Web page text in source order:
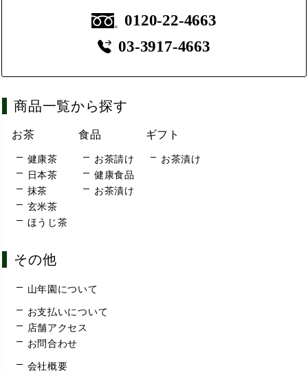
0120-22-4663
03-3917-4663
商品一覧から探す
お茶
健康茶
日本茶
抹茶
玄米茶
ほうじ茶
食品
お茶請け
健康食品
お茶漬け
ギフト
お茶漬け
その他
山年園について
お支払いについて
店舗アクセス
お問合わせ
会社概要